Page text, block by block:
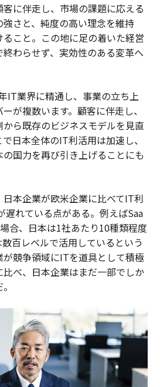
に伴走し、市場の課題に応える
さと、純度の高い理念を維持
こと。この地に足の着いた経営
わらせず、実効性のある変革へ
IT業界に精通し、事業の立ち上
が複数います。顧客に伴走し、
ら既存のビジネスモデルを見直
日本全体のIT利活用は加速し、
国力を再び引き上げることにも
本企業が欧米企業に比べてIT利
遅れている点がある。例えばSaa
合、日本は1社あたり10種類程度
百レベルで活用しているという
競争領域にITを道具として積極
べ、日本企業はまだ一部でしか